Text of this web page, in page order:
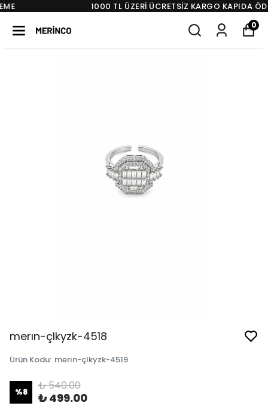
1000 TL ÜZERI ÜCRETSIZ KARGO KAPIDA ÖDEME
0
merın-çlkyzk-4518
Ürün Kodu: merın-çlkyzk-4519
%8 ₺ 540.00
₺ 499.00